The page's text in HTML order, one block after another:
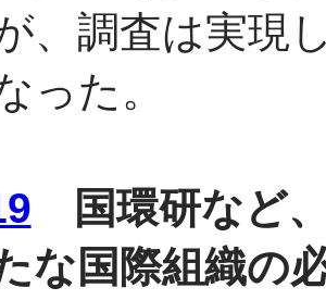
、調査は実現
った。
国環研など
な国際組織の